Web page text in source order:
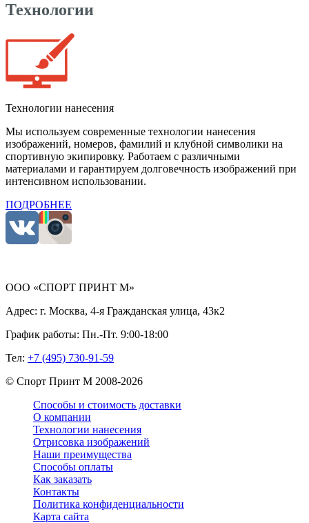
Технологии
Технологии нанесения
Мы используем современные технологии нанесения
изображений, номеров, фамилий и клубной символики на
спортивную экипировку. Работаем с различными
материалами и гарантируем долговечность изображений при
интенсивном использовании.
ПОДРОБНЕЕ
ООО «СПОРТ ПРИНТ М»
Адрес: г. Москва, 4-я Гражданская улица, 43к2
График работы: Пн.-Пт. 9:00-18:00
Тел: +7 (495) 730-91-59
© Спорт Принт М 2008-2026
Способы и стоимость доставки
О компании
Технологии нанесения
Отрисовка изображений
Наши преимущества
Способы оплаты
Как заказать
Контакты
Политика конфиденциальности
Карта сайта